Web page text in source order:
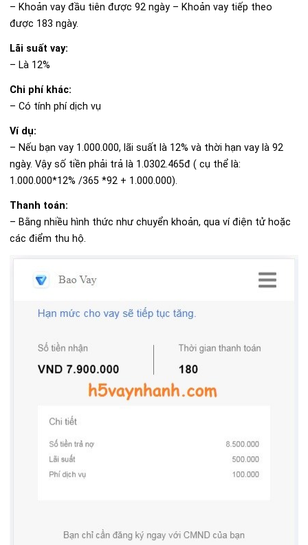
– Khoản vay đầu tiên được 92 ngày – Khoản vay tiếp theo
được 183 ngày.
Lãi suất vay:
– Là 12%
Chi phí khác:
– Có tính phí dịch vụ
Ví dụ:
– Nếu bạn vay 1.000.000, lãi suất là 12% và thời hạn vay là 92
ngày. Vậy số tiền phải trả là 1.0302.465đ ( cụ thể là:
1.000.000*12% /365 *92 + 1.000.000).
Thanh toán:
– Bằng nhiều hình thức như chuyển khoản, qua ví điện tử hoặc
các điểm thu hộ.